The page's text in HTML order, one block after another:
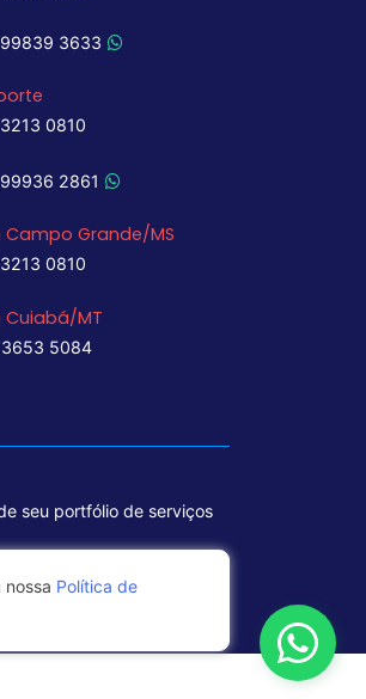
3633
0810
2861
Campo Grande/MS
0810
Cuiabá/MT
5084
seu portfólio de serviços
Política de